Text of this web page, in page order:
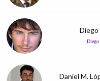
Diego
Diego
Daniel M.